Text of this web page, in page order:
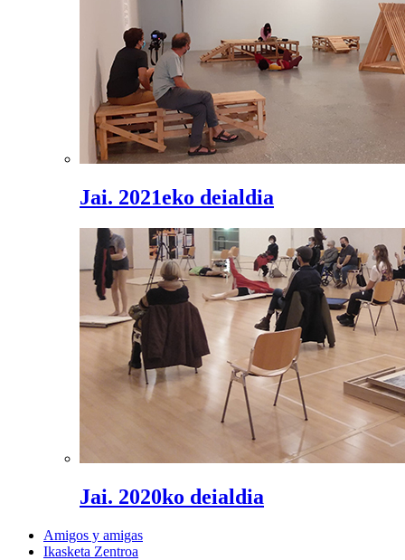
Jai. 2021eko deialdia
Jai. 2020ko deialdia
Amigos y amigas
Ikasketa Zentroa